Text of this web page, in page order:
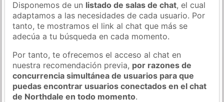
Disponemos de un listado de salas de chat, el cual
adaptamos a las necesidades de cada usuario. Por
tanto, te mostramos el link al chat que más se
adecúa a tu búsqueda en cada momento.
Por tanto, te ofrecemos el acceso al chat en
nuestra recomendación previa, por razones de
concurrencia simultánea de usuarios para que
puedas encontrar usuarios conectados en el chat
de Northdale en todo momento.